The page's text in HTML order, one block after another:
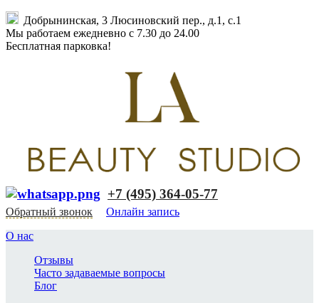
Добрынинская, 3 Люсиновский пер., д.1, с.1
Мы работаем ежедневно с 7.30 до 24.00
Бесплатная парковка!
+7 (495) 364-05-77
Обратный звонок
Онлайн запись
О нас
Отзывы
Часто задаваемые вопросы
Блог